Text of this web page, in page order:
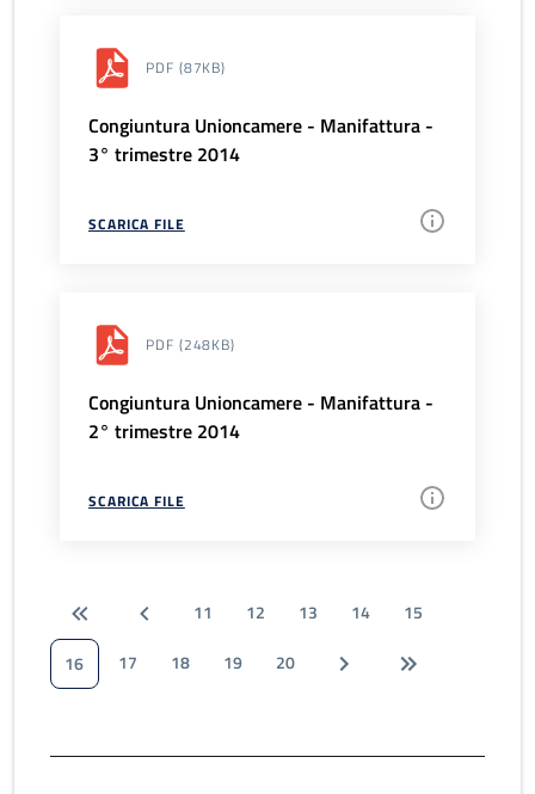
PDF (87KB)
Congiuntura Unioncamere - Manifattura -
3° trimestre 2014
SCARICA FILE
PDF (248KB)
Congiuntura Unioncamere - Manifattura -
2° trimestre 2014
SCARICA FILE
11 12 13 14
15
16
17 18 19 20